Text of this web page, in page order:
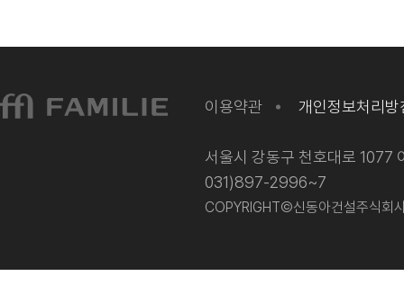
이용약관 개인정보처리방
서울시 강동구 천호대로
031)897-2996~7
COPYRIGHT©신동아건설주식회